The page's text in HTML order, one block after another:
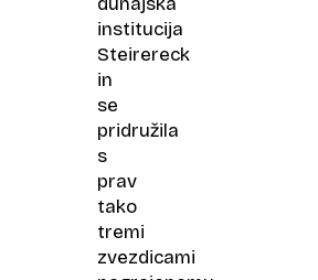
institucija
Steirereck
in
se
pridružila
s
prav
tako
tremi
zvezdicami